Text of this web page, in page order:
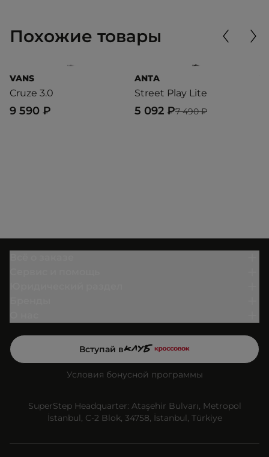
Похожие товары
VANS
Cruze 3.0
9 590 ₽
ANTA
Street Play Lite
7 490 ₽
5 092 ₽
Вступай в
Условия бонусной программы
SuperStep Headquarter: Ataşehir Bulvarı, Metropol
İstanbul, C-2 Blok, 34758, İstanbul, Türkiye